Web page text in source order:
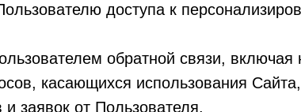
доступа к
обратной связи, включая
касающихся использования Сайта,
и заявок от Пользователя.